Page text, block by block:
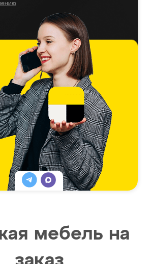
мебель на